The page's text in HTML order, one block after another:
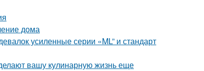
дома
усиленные серии «ML” и стандарт
вашу кулинарную жизнь еще